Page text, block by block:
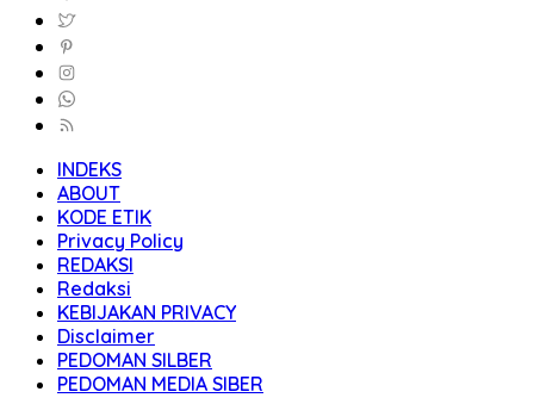
INDEKS
ABOUT
KODE ETIK
Privacy Policy
REDAKSI
Redaksi
KEBIJAKAN PRIVACY
Disclaimer
PEDOMAN SILBER
PEDOMAN MEDIA SIBER